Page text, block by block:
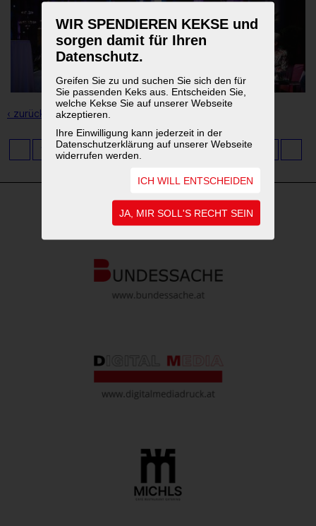
WIR SPENDIEREN KEKSE und
sorgen damit für Ihren
Datenschutz.
Greifen Sie zu und suchen Sie sich den für
Sie passenden Keks aus. Entscheiden Sie,
welche Kekse Sie auf unserer Webseite
akzeptieren.
Ihre Einwilligung kann jederzeit in der
Datenschutzerklärung auf unserer Webseite
widerrufen werden.
ICH WILL ENTSCHEIDEN
JA, MIR SOLL'S RECHT SEIN
‹ zurück zur Übersicht
2 3 4 5 6 7 8 9 ...